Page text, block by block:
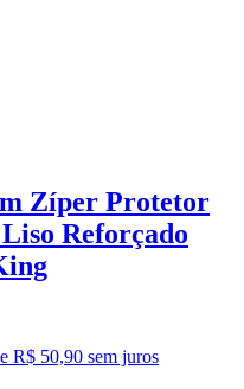
Zíper Protetor
Reforçado
R$ 50,90 sem juros